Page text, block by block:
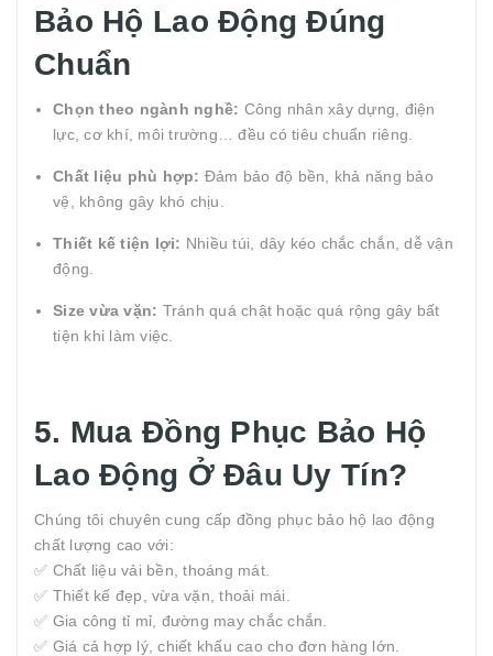
Bảo Hộ Lao Động Đúng
Chuẩn
Chọn theo ngành nghề: Công nhân xây dựng, điện
lực, cơ khí, môi trường… đều có tiêu chuẩn riêng.
Chất liệu phù hợp: Đảm bảo độ bền, khả năng bảo
vệ, không gây khó chịu.
Thiết kế tiện lợi: Nhiều túi, dây kéo chắc chắn, dễ vận
động.
Size vừa vặn: Tránh quá chật hoặc quá rộng gây bất
tiện khi làm việc.
5. Mua Đồng Phục Bảo Hộ
Lao Động Ở Đâu Uy Tín?
Chúng tôi chuyên cung cấp đồng phục bảo hộ lao động
chất lượng cao với:
✅ Chất liệu vải bền, thoáng mát.
✅ Thiết kế đẹp, vừa vặn, thoải mái.
✅ Gia công tỉ mỉ, đường may chắc chắn.
✅ Giá cả hợp lý, chiết khấu cao cho đơn hàng lớn.